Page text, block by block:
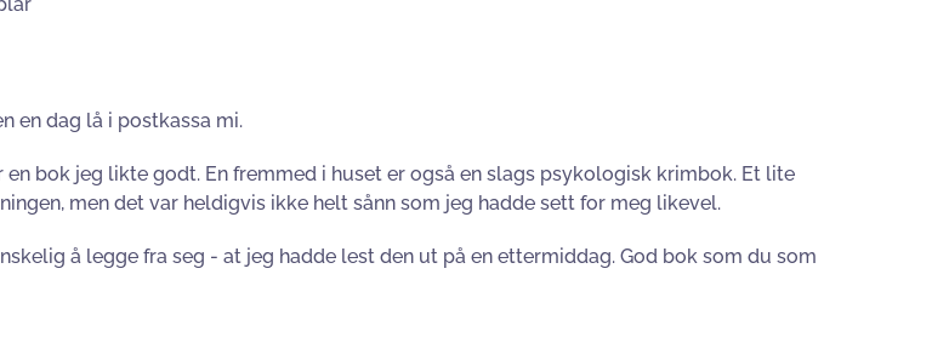
en dag lå i postkassa mi.
en bok jeg likte godt. En fremmed i huset er også en slags psykologisk krimbok. Et lite
men det var heldigvis ikke helt sånn som jeg hadde sett for meg likevel.
å legge fra seg - at jeg hadde lest den ut på en ettermiddag. God bok som du som